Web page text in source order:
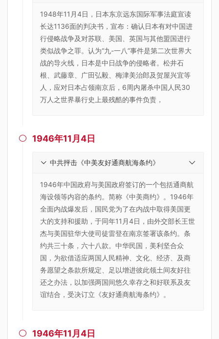
1948年11月4日，日本东京远东国际军事法庭宣读
长达1136面的判决书，宣布：确认日本有对中国进
行侵略战争及对苏联、美国、英国与其他盟国进行
类似战争之罪。认为“九-一八”事件是第二次世界大
战的导火线，日本是中日战争的侵略者。松井石
根、武藤章、广田弘毅、梅津美治郎及贺屋兴宜等
人，应对日本占领南京后，6周内屠杀中国人民30
万人之世界暴行史上最残酷的事件负责，
 1946年11月4日
中共抨击《中美友好通商航海条约》
1946年中国政府与美国政府签订的一个包括通商航
海设领等内容的条约。简称《中美商约》。1946年
全面内战爆发后，国民党为了在内战中取得美国更
大的支持和援助，于同年11月4日，由外交部长王世
杰与美国驻华大使司徒雷登在南京签署该条约。条
约共三十条，六十八款。中华民国，美利坚合众
国，为欲借适应两国人民精神、文化、经济、及商
务愿望之条款所规定、足以增进彼此领土间友好往
还之办法，以加强两国间悠久幸存之和好联系及友
谊结合，受决订立《友好通商航海条约》。
 1946年11月4日